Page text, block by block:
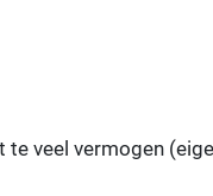
te veel vermogen